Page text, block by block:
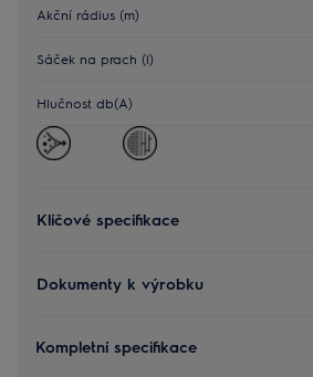
Akční rádius (m)
Sáček na prach (l)
Hlučnost db(A)
Klíčové specifikace
Dokumenty k výrobku
Kompletní specifikace